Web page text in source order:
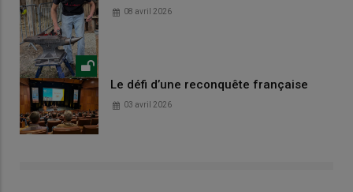
08 avril 2026
Le défi d’une reconquête française
03 avril 2026